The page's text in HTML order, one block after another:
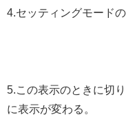
4.セッティングモード
5.この表示のときに切
に表示が変わる。